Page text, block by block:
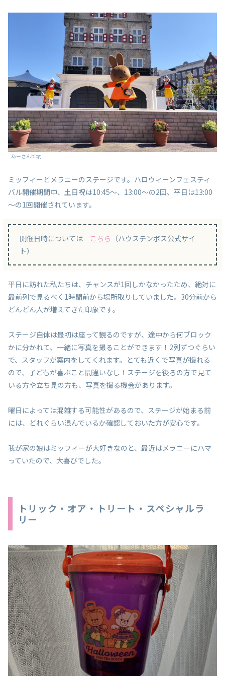
あーさんblog
ミッフィーとメラニーのステージです。ハロウィーンフェスティ
バル開催期間中、土日祝は10:45～、13:00～の2回、平日は13:00
～の1回開催されています。
開催日時については こちら （ハウステンボス公式サイ
ト）
平日に訪れた私たちは、チャンスが1回しかなかったため、絶対に
最前列で見るべく1時間前から場所取りしていました。30分前から
どんどん人が増えてきた印象です。
ステージ自体は最初は座って観るのですが、途中から何ブロック
かに分かれて、一緒に写真を撮ることができます！2列ずつぐらい
で、スタッフが案内をしてくれます。とても近くで写真が撮れる
ので、子どもが喜ぶこと間違いなし！ステージを後ろの方で見て
いる方や立ち見の方も、写真を撮る機会があります。
曜日によっては混雑する可能性があるので、ステージが始まる前
には、どれぐらい混んでいるか確認しておいた方が安心です。
我が家の娘はミッフィーが大好きなのと、最近はメラニーにハマ
っていたので、大喜びでした。
トリック・オア・トリート・スペシャルラ
リー